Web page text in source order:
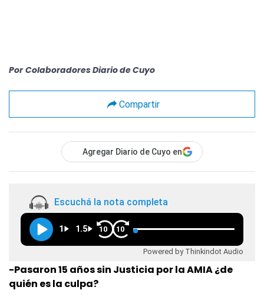
Por Colaboradores Diario de Cuyo
Compartir
Agregar Diario de Cuyo en
Escuchá la nota completa
1 1.5 10 10
Powered by Thinkindot Audio
-Pasaron 15 años sin Justicia por la AMIA ¿de
quién es la culpa?